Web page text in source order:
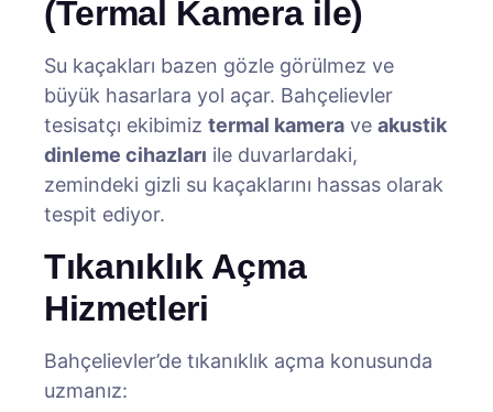
(Termal Kamera ile)
Su kaçakları bazen gözle görülmez ve
büyük hasarlara yol açar. Bahçelievler
tesisatçı ekibimiz termal kamera ve akustik
dinleme cihazları ile duvarlardaki,
zemindeki gizli su kaçaklarını hassas olarak
tespit ediyor.
Tıkanıklık Açma
Hizmetleri
Bahçelievler’de tıkanıklık açma konusunda
uzmanız: